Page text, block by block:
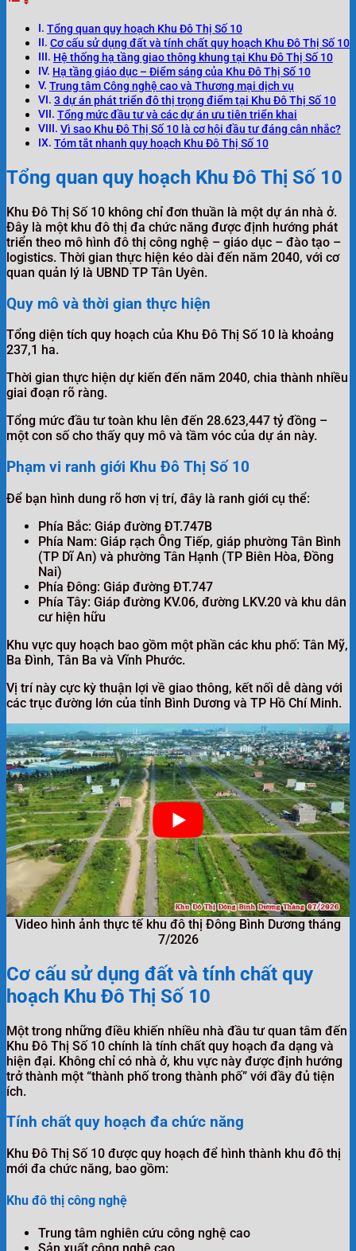
Tổng quan quy hoạch Khu Đô Thị Số 10
Cơ cấu sử dụng đất và tính chất quy hoạch Khu Đô Thị Số 10
Hệ thống hạ tầng giao thông khung tại Khu Đô Thị Số 10
Hạ tầng giáo dục – Điểm sáng của Khu Đô Thị Số 10
Trung tâm Công nghệ cao và Thương mại dịch vụ
3 dự án phát triển đô thị trọng điểm tại Khu Đô Thị Số 10
Tổng mức đầu tư và các dự án ưu tiên triển khai
Vì sao Khu Đô Thị Số 10 là cơ hội đầu tư đáng cân nhắc?
Tóm tắt nhanh quy hoạch Khu Đô Thị Số 10
Tổng quan quy hoạch Khu Đô Thị Số 10
Khu Đô Thị Số 10 không chỉ đơn thuần là một dự án nhà ở.
Đây là một khu đô thị đa chức năng được định hướng phát
triển theo mô hình đô thị công nghệ – giáo dục – đào tạo –
logistics. Thời gian thực hiện kéo dài đến năm 2040, với cơ
quan quản lý là UBND TP Tân Uyên.
Quy mô và thời gian thực hiện
Tổng diện tích quy hoạch của Khu Đô Thị Số 10 là khoảng
237,1 ha.
Thời gian thực hiện dự kiến đến năm 2040, chia thành nhiều
giai đoạn rõ ràng.
Tổng mức đầu tư toàn khu lên đến 28.623,447 tỷ đồng –
một con số cho thấy quy mô và tầm vóc của dự án này.
Phạm vi ranh giới Khu Đô Thị Số 10
Để bạn hình dung rõ hơn vị trí, đây là ranh giới cụ thể:
Phía Bắc: Giáp đường ĐT.747B
Phía Nam: Giáp rạch Ông Tiếp, giáp phường Tân Bình
(TP Dĩ An) và phường Tân Hạnh (TP Biên Hòa, Đồng
Nai)
Phía Đông: Giáp đường ĐT.747
Phía Tây: Giáp đường KV.06, đường LKV.20 và khu dân
cư hiện hữu
Khu vực quy hoạch bao gồm một phần các khu phố: Tân Mỹ,
Ba Đình, Tân Ba và Vĩnh Phước.
Vị trí này cực kỳ thuận lợi về giao thông, kết nối dễ dàng với
các trục đường lớn của tỉnh Bình Dương và TP Hồ Chí Minh.
Video hình ảnh thực tế khu đô thị Đông Bình Dương tháng
7/2026
Cơ cấu sử dụng đất và tính chất quy
hoạch Khu Đô Thị Số 10
Một trong những điều khiến nhiều nhà đầu tư quan tâm đến
Khu Đô Thị Số 10 chính là tính chất quy hoạch đa dạng và
hiện đại. Không chỉ có nhà ở, khu vực này được định hướng
trở thành một “thành phố trong thành phố” với đầy đủ tiện
ích.
Tính chất quy hoạch đa chức năng
Khu Đô Thị Số 10 được quy hoạch để hình thành khu đô thị
mới đa chức năng, bao gồm:
Khu đô thị công nghệ
Trung tâm nghiên cứu công nghệ cao
Sản xuất công nghệ cao